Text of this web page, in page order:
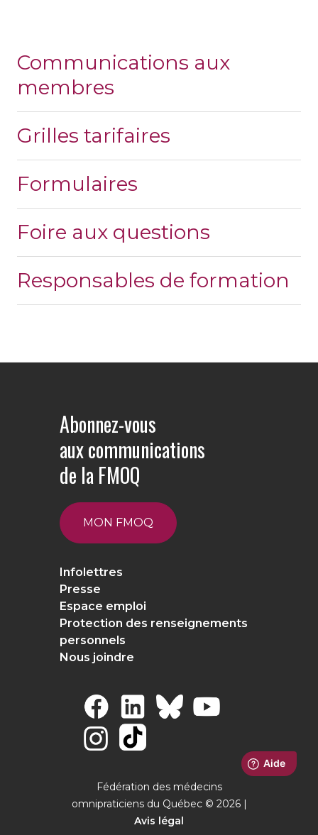
Communications aux
membres
Grilles tarifaires
Formulaires
Foire aux questions
Responsables de formation
Abonnez-vous
aux communications
de la FMOQ
MON FMOQ
Infolettres
Presse
Espace emploi
Protection des renseignements
personnels
Nous joindre
Fédération des médecins
omnipraticiens du Québec © 2026 |
Avis légal